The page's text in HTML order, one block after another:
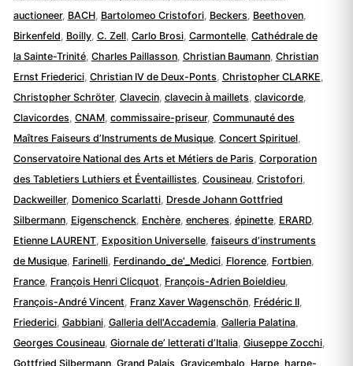
auctioneer, BACH, Bartolomeo Cristofori, Beckers Beethoven,
Birkenfeld Boilly, C. Zell, Carlo Brosi, Carmontelle, Cathédrale de
la Sainte-Trinité, Charles Paillasson, Christian Baumann, Christian
Ernst Friederici, Christian IV de Deux-Ponts Christopher CLARKE
Christopher Schröter, Clavecin, clavecin à maillets clavicorde,
Clavicordes CNAM, commissaire-priseur, Communauté des
Maîtres Faiseurs d’Instruments de Musique, Concert Spirituel,
Conservatoire National des Arts et Métiers de Paris Corporation
des Tabletiers Luthiers et Éventaillistes Cousineau, Cristofori,
Dackweiller, Domenico Scarlatti, Dresde Johann Gottfried
Silbermann, Eigenschenck, Enchère, encheres épinette, ERARD,
Etienne LAURENT, Exposition Universelle, faiseurs d’instruments
de Musique, Farinelli, Ferdinando_de'_Medici, Florence, Fortbien,
France, François Henri Clicquot François-Adrien Boieldieu,
François-André Vincent Franz Xaver Wagenschön, Frédéric II,
Friederici, Gabbiani, Galleria dell'Accademia, Galleria Palatina,
Georges Cousineau, Giornale de’ letterati d’Italia, Giuseppe Zocchi,
Gottfried Silbermann, Grand Palais Gravicembalo Harpe, harpe-